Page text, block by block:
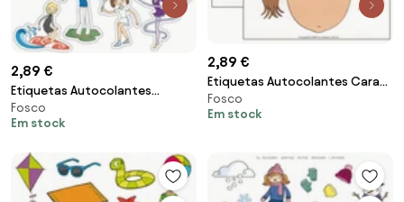
2,89 €
Etiquetas Autocolantes
Desportos Removíveis 3f
Fosco
Em stock
2,89 €
Etiquetas Autocolantes Cara
Removíveis 2f
Fosco
Em stock